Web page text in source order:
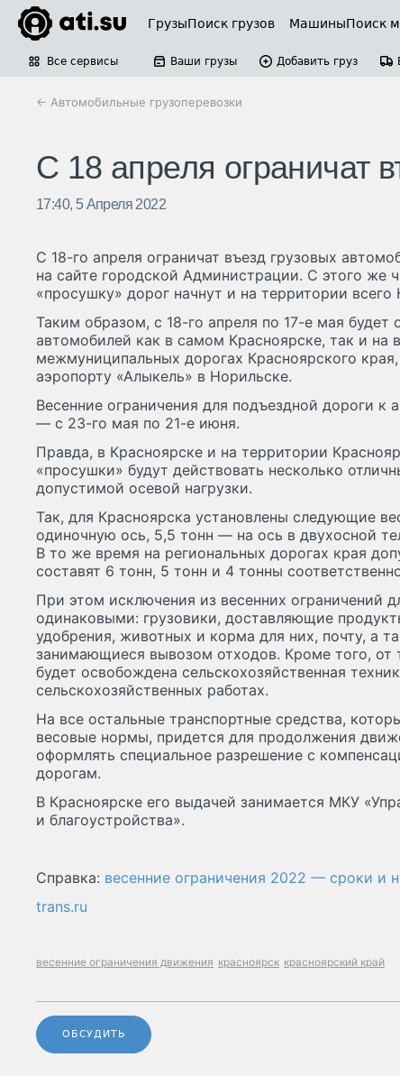
ГрузыПоиск грузов МашиныПоиск
Все сервисы Ваши грузы Добавить груз
← Автомобильные грузоперевозки
С 18 апреля ограничат
17:40, 5 Апреля 2022
С 18-го апреля ограничат въезд грузовых
на сайте городской Администрации. С этого же
«просушку» дорог начнут и на территории всего
Таким образом, с 18-го апреля по 17-е мая будет
автомобилей как в самом Красноярске, так и на
межмуниципальных дорогах Красноярского
аэропорту «Алыкель» в Норильске.
Весенние ограничения для подъездной дороги к
— с 23-го мая по 21-е июня.
Правда, в Красноярске и на территории
«просушки» будут действовать несколько
допустимой осевой нагрузки.
Так, для Красноярска установлены следующие
одиночную ось, 5,5 тонн — на ось в двухосной
В то же время на региональных дорогах края
составят 6 тонн, 5 тонн и 4 тонны
При этом исключения из весенних ограничений
одинаковыми: грузовики, доставляющие
удобрения, животных и корма для них, почту, а
занимающиеся вывозом отходов. Кроме того, от
будет освобождена сельскохозяйственная
сельскохозяйственных работах.
На все остальные транспортные средства,
весовые нормы, придется для продолжения
оформлять специальное разрешение с
дорогам.
В Красноярске его выдачей занимается МКУ
и благоустройства».
Справка: весенние ограничения 2022 — сроки и
trans.ru
весенние ограничения движения красноярск красноярский край
ОБСУДИТЬ